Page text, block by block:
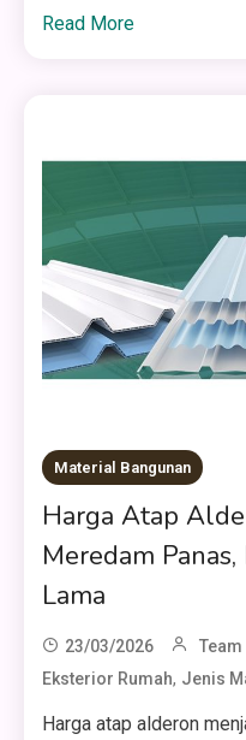
Read More
Material Bangunan
Harga Atap
Meredam
Lama
23/03/2026
Eksterior Rumah, Jenis
Harga atap alderon